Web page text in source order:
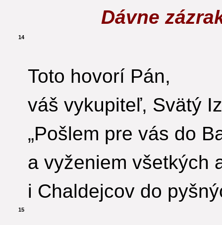
Dávne
14
Toto hovorí Pán,
váš vykupiteľ, Svätý
„Pošlem pre vás do
a vyženiem všetkých
i Chaldejcov do
15